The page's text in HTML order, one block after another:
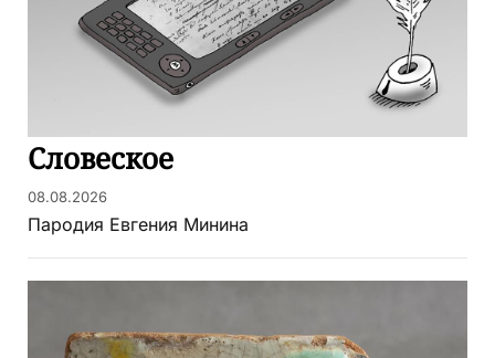
Словеское
08.08.2026
Пародия Евгения Минина